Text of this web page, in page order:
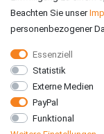
VERSAND
Beachten Sie unser
personenbezogener
Essenziell
Statistik
Externe Medien
PayPal
Funktional